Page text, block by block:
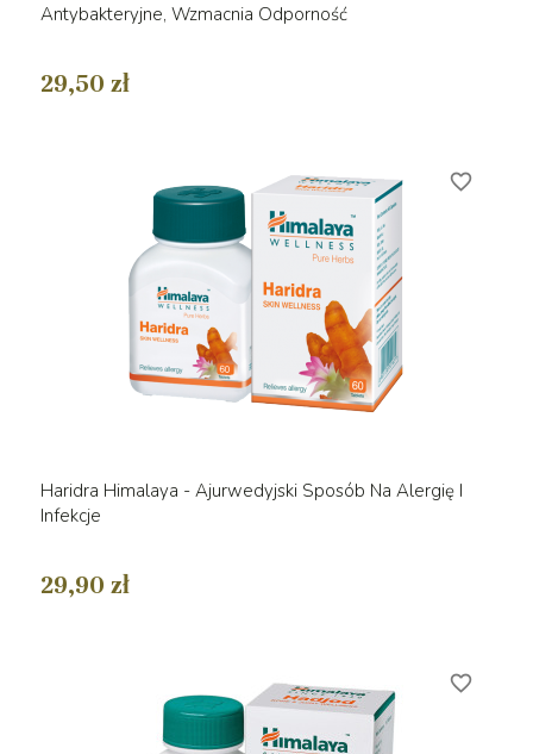
Antybakteryjne, Wzmacnia Odporność
29,50 zł
Haridra Himalaya - Ajurwedyjski Sposób Na Alergię I
Infekcje
29,90 zł
favorite_border
favorite_border